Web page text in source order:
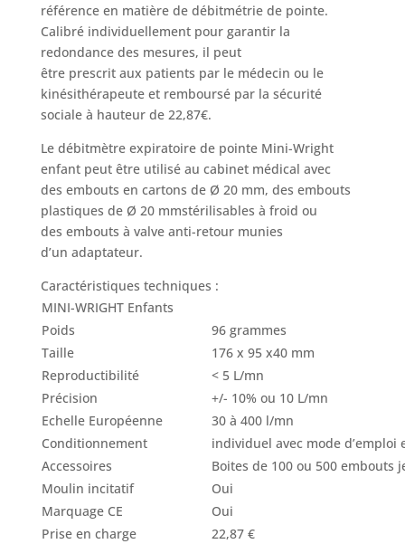
référence en matière de débitmétrie de pointe.
Calibré individuellement pour garantir la
redondance des mesures, il peut
être prescrit aux patients par le médecin ou le
kinésithérapeute et remboursé par la sécurité
sociale à hauteur de 22,87€.
Le débitmètre expiratoire de pointe Mini-Wright
enfant peut être utilisé au cabinet médical avec
des embouts en cartons de Ø 20 mm, des embouts
plastiques de Ø 20 mmstérilisables à froid ou
des embouts à valve anti-retourmunies
d’un adaptateur.
Caractéristiques techniques :
MINI-WRIGHT Enfants
Poids
96 grammes
Taille
176 x 95 x40 mm
Reproductibilité
< 5 L/mn
Précision
+/- 10% ou 10 L/mn
Echelle Européenne
30 à 400 l/mn
Conditionnement
individuel avec mode
Accessoires
Boites de 100 ou 500 embouts
Moulin incitatif
Oui
Marquage CE
Oui
Prise en charge
22,87 €